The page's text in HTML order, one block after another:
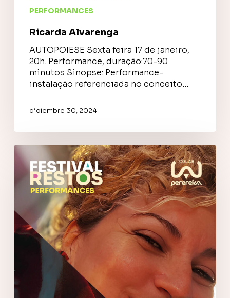
PERFORMANCES
Ricarda Alvarenga
AUTOPOIESE Sexta feira 17 de janeiro,
20h. Performance, duração:70-90
minutos Sinopse: Performance-
instalação referenciada no conceito…
diciembre 30, 2024
Marcela
Cavallini
amigues